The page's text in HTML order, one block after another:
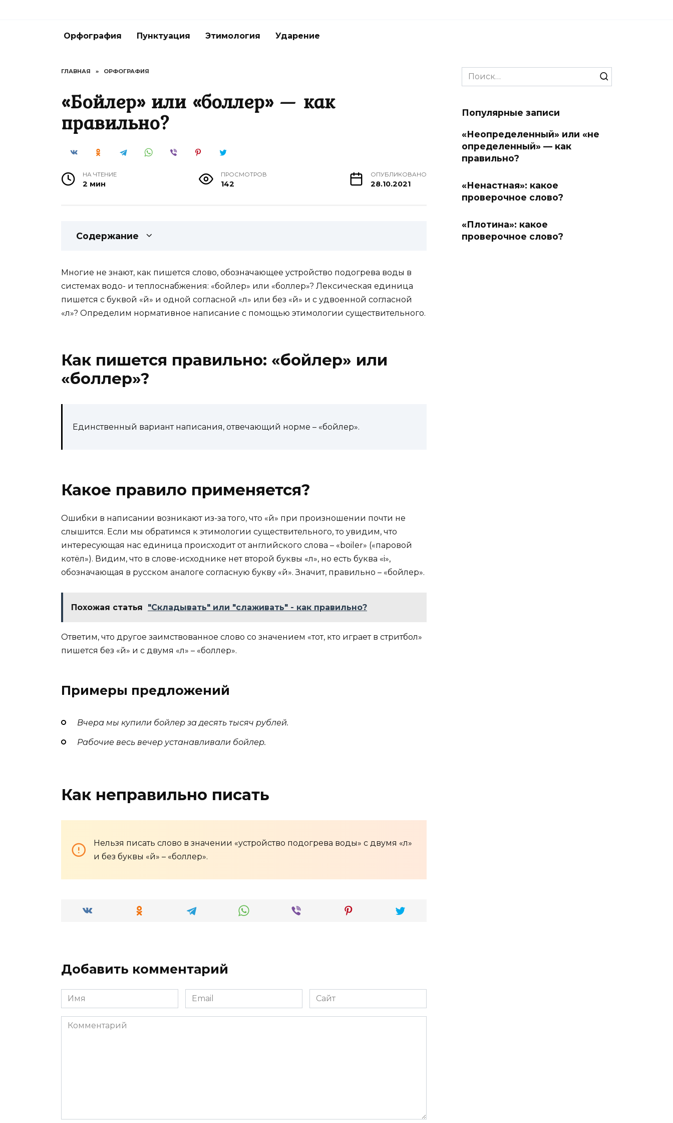
Орфография Пунктуация Этимология Ударение
ГЛАВНАЯ » ОРФОГРАФИЯ
«Бойлер» или «боллер» — как
правильно?
НА ЧТЕНИЕ
2 мин
ПРОСМОТРОВ
142
ОПУБЛИКОВАНО
28.10.2021
Содержание
Многие не знают, как пишется слово, обозначающее устройство подогрева воды в
системах водо- и теплоснабжения: «бойлер» или «боллер»? Лексическая единица
пишется с буквой «й» и одной согласной «л» или без «й» и с удвоенной согласной
«л»? Определим нормативное написание с помощью этимологии существительного.
Как пишется правильно: «бойлер» или
«боллер»?
Единственный вариант написания, отвечающий норме – «бойлер».
Какое правило применяется?
Ошибки в написании возникают из-за того, что «й» при произношении почти не
слышится. Если мы обратимся к этимологии существительного, то увидим, что
интересующая нас единица происходит от английского слова – «boiler» («паровой
котёл»). Видим, что в слове-исходнике нет второй буквы «л», но есть буква «i»,
обозначающая в русском аналоге согласную букву «й». Значит, правильно – «бойлер».
Похожая статья "Складывать" или "слаживать" - как правильно?
Ответим, что другое заимствованное слово со значением «тот, кто играет в стритбол»
пишется без «й» и с двумя «л» – «боллер».
Примеры предложений
Вчера мы купили бойлер за десять тысяч рублей.
Рабочие весь вечер устанавливали бойлер.
Как неправильно писать
Нельзя писать слово в значении «устройство подогрева воды» с двумя «л»
и без буквы «й» – «боллер».
Добавить комментарий
Имя
*
Email
*
Сайт
Комментарий
Search
for:
Популярные записи
«Неопределенный» или «не
определенный» — как
правильно?
«Ненастная»: какое
проверочное слово?
«Плотина»: какое
проверочное слово?